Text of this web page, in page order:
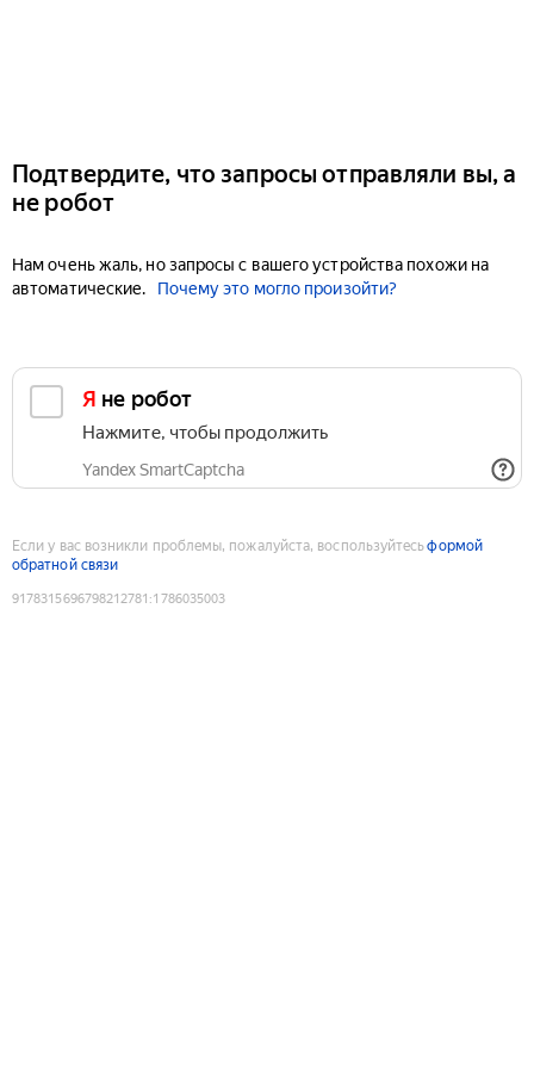
Подтвердите, что запросы отправляли вы, а
не робот
Нам очень жаль, но запросы с вашего устройства похожи на
автоматические.
Почему это могло произойти?
Я не робот
Нажмите, чтобы продолжить
Yandex SmartCaptcha
Если у вас возникли проблемы, пожалуйста, воспользуйтесьформой
обратной связи
9178315696798212781 :1786035003